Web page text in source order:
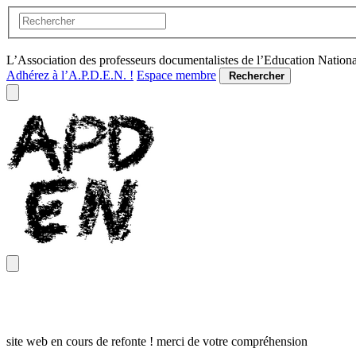
L’Association des professeurs documentalistes de l’Education
Adhérez à l’A.P.D.E.N. ! Espace membre Rechercher
site web en cours de refonte ! merci de votre compréhension